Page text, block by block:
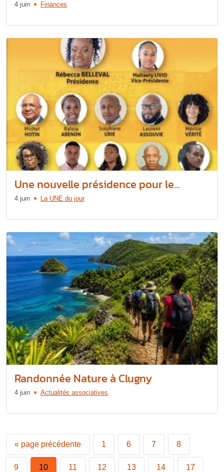
4 juin Finances
Une nouvelle présidence pour le...
4 juin La UNE du jour
Randonnée Nature à Clugny
4 juin Actualités associatives
« page précédente 1 6 7 8
9 10 11 12 13 14 17